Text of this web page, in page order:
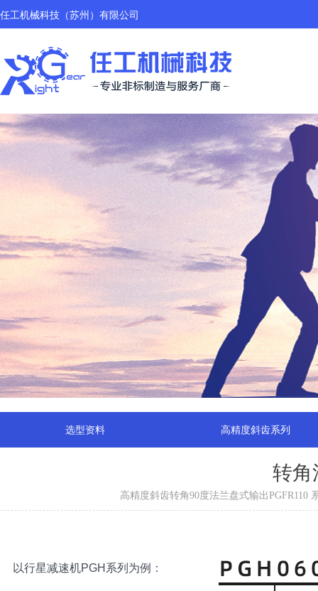
任工机械科技（苏州）有限公司
转角
高精度斜齿转角90度法兰盘式输出
以行星减速机PGH系列为例：
选型资料 高精度斜齿系列